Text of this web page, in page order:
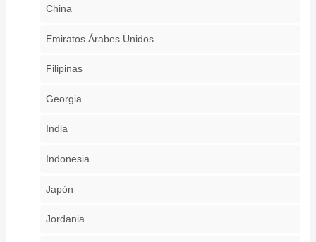
China
Emiratos Árabes Unidos
Filipinas
Georgia
India
Indonesia
Japón
Jordania